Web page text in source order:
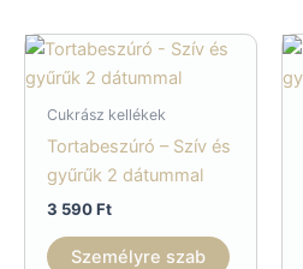
Cukrász kellékek
Tortabeszúró – Szív és
gyűrűk 2 dátummal
3 590Ft
Személyre szab